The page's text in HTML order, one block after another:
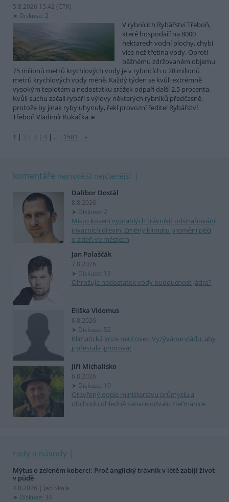
5.8.2026 15:42 (ČTK)
Diskuse: 2
V rybnících Rybářství Třeboň,
které hospodaří na 8000
hektarech vodní plochy, chybí
více než třetina vody. Oproti
běžnému zdržovaném objemu
75 milionů metrů krychlových vody je v rybnících o 28 milionů
metrů krychlových vody méně. Každý týden se kvůli extrémně
vysokým teplotám a nedostatku srážek odpaří další 2,5 procenta.
Kvůli suchu začali rybáři s výlovy některých rybníků předčasně,
protože by jinak ryby uhynuly, řekl provozní ředitel Rybářství
Třeboň Vladimír Kukačka.
1 | 2 | 3 | 4 | .. | 1581 | »
komentáře nejnovější nejčtenější
Dalibor Dostál
8.8.2026
Diskuse: 2
Místo kosení vyprahlých trávníků odstraňování
invazních dřevin. Změny klimatu promění péči
o zeleň ve městech
Jan Palaščák
7.8.2026
Diskuse: 13
Ohrožuje nedostatek vody budoucnost jádra?
Eliška Vidomus
6.8.2026
Diskuse: 52
Klimatická krize není over. Vyzýváme vládu, aby
ji přestala ignorovat
Jiří Michalisko
6.8.2026
Diskuse: 19
Otevřený dopis ministerstvu průmyslu a
obchodu ohledně sanace odvalu Heřmanice
rady a návody
Mýtus o zeleném koberci: Proč anglický trávník v létě zabíjí život
v půdě
4.8.2026 | Jan Skala
Diskuse: 34